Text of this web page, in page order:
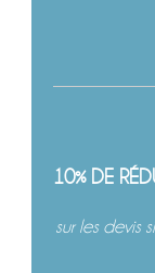
10% DE
sur les devis